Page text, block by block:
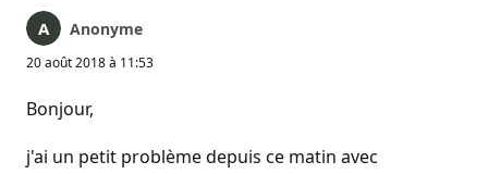
Anonyme
20 août 2018 à 11:53
Bonjour,
j'ai un petit problème depuis ce matin avec